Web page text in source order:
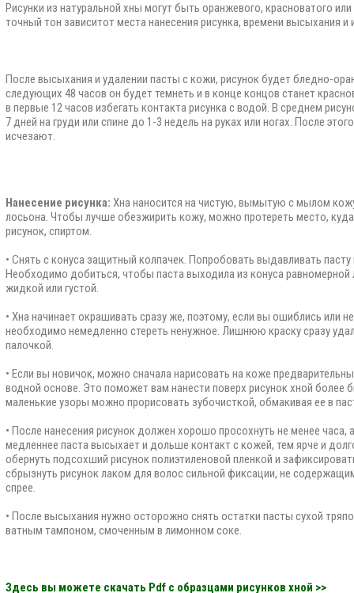
Рисунки из натуральной хны могут быть оранжевого, красноватого
точный тон зависитот места нанесения рисунка, времени высыхания
После высыхания и удалении пасты с кожи, рисунок будет бледно-
следующих 48 часов он будет темнеть и в конце концов станет
в первые 12 часов избегать контакта рисунка с водой. В среднем
7 дней на груди или спине до 1-3 недель на руках или ногах. После
исчезают.
Нанесение рисунка: Хна наносится на чистую, вымытую с мылом
лосьона. Чтобы лучше обезжирить кожу, можно протереть место,
рисунок, спиртом.
• Снять с конуса защитный колпачек. Попробовать выдавливать пасту
Необходимо добиться, чтобы паста выходила из конуса
жидкой или густой.
• Хна начинает окрашивать сразу же, поэтому, если вы ошиблись или
необходимо немедленно стереть ненужное. Лишнюю краску сразу
палочкой.
• Если вы новичок, можно сначала нарисовать на коже
водной основе. Это поможет вам нанести поверх рисунок хной более
маленькие узоры можно прорисовать зубочисткой, обмакивая ее в
• После нанесения рисунок должен хорошо просохнуть не менее часа,
медленнее паста высыхает и дольше контакт с кожей, тем ярче и
обернуть подсохший рисунок полиэтиленовой пленкой и
сбрызнуть рисунок лаком для волос сильной фиксации, не
спрее.
• После высыхания нужно осторожно снять остатки пасты сухой
ватным тампоном, смоченным в лимонном соке.
Здесь вы можете скачать Pdf с образцами рисунков хной >>